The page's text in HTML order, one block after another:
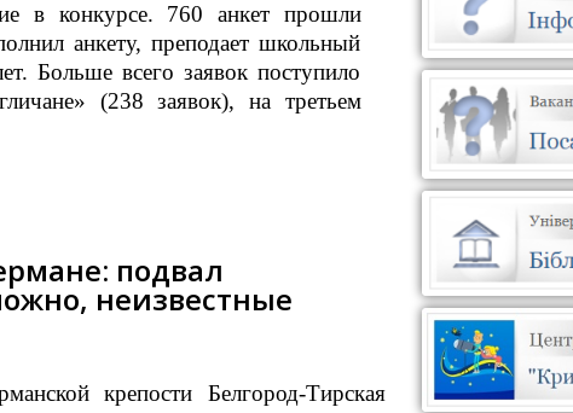
в конкурсе. 760 анкет прошли
анкету, преподает школьный
Больше всего заявок поступило
(238 заявок), на третьем
подвал
неизвестные
крепости Белгород-Тирская